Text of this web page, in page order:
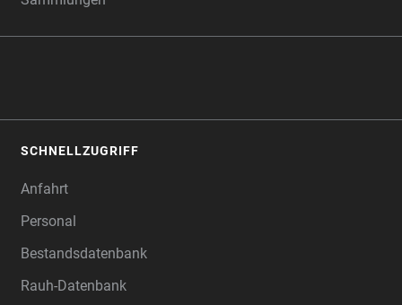
SCHNELLZUGRIFF
Anfahrt
Personal
Bestandsdatenbank
Rauh-Datenbank